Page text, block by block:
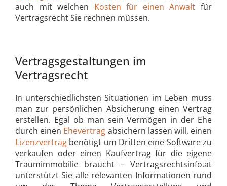
auch mit welchen Kosten für einen Anwalt für
Vertragsrecht Sie rechnen müssen.
Vertragsgestaltungen im
Vertragsrecht
In unterschiedlichsten Situationen im Leben muss
man zur persönlichen Absicherung einen Vertrag
erstellen. Egal ob man sein Vermögen in der Ehe
durch einen Ehevertrag absichern lassen will, einen
Lizenzvertrag benötigt um Dritten eine Software zu
verkaufen oder einen Kaufvertrag für die eigene
Traumimmobilie braucht – Vertragsrechtsinfo.at
unterstützt Sie alle relevanten Informationen rund